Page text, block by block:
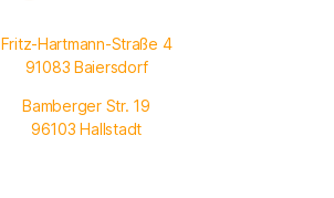
Fritz-Hartmann-Straße 4
91083 Baiersdorf
Bamberger Str. 19
96103 Hallstadt